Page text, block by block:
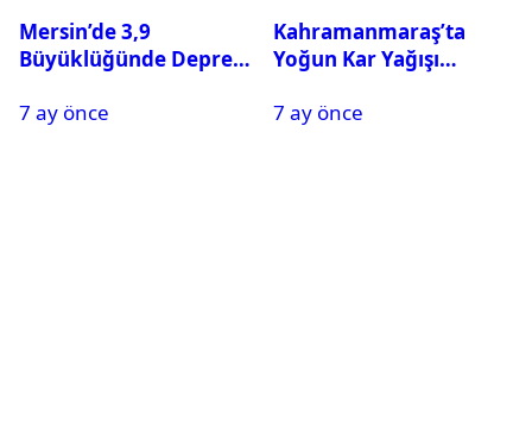
Mersin’de 3,9
Büyüklüğünde Deprem
7 ay önce
Kahramanmaraş’ta
Yoğun Kar Yağışı
Tatil
7 ay önce